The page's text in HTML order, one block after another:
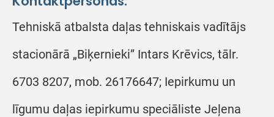
Tehniskā atbalsta daļas tehniskais vadītājs
stacionārā „Biķernieki” Intars Krēvics, tālr.
6703 8207, mob. 26176647; Iepirkumu un
līgumu daļas iepirkumu speciāliste Jeļena